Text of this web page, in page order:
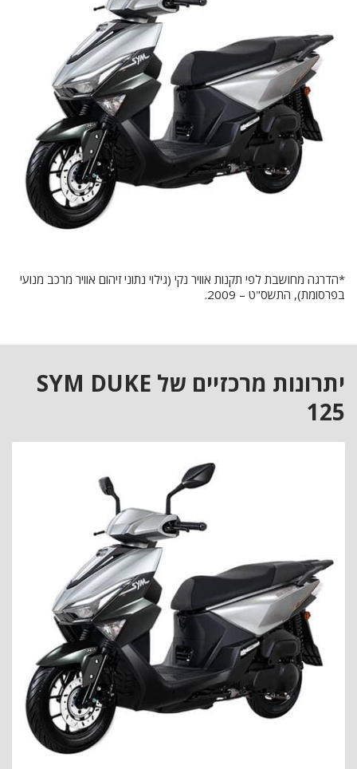
*הדרגה מחושבת לפי תקנות אוויר נקי (גילוי נתוני זיהום אוויר מרכב מנועי
בפרסומת), התשס"ט – 2009.
יתרונות מרכזיים של SYM DUKE
125